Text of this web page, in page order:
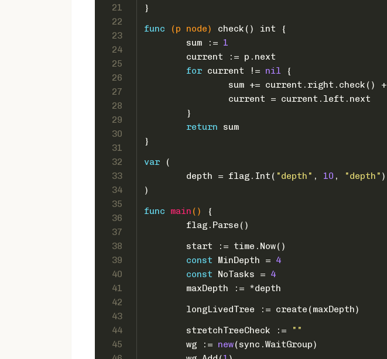
21
22
23
24
25
26
27
28
29
30
31
32
33
34
35
36
37
38
39
40
41
42
43
44
45
}
func
(p node) check() int {
	sum :=
1
	current := p.next
for current != nil {
		sum += current.right.check() +
		current = current.left.next
	}
return sum
}
var (
	depth = flag.Int(
"depth" , 10 , "depth" )
)
func
main ()
{
	flag.Parse()
	start := time.Now()
const MinDepth = 4
const NoTasks = 4
	maxDepth := *depth
	longLivedTree := create(maxDepth)
	stretchTreeCheck :=
""
	wg :=
new(sync.WaitGroup)